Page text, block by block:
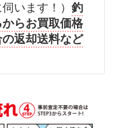
尺
39,000円
2026/07/05
34,000円
います！） 釣
らお買取価格
返却送料など